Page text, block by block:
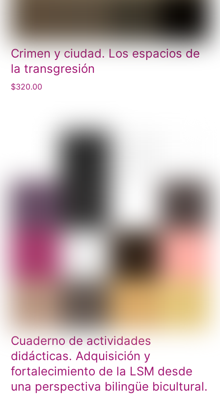
Crimen y ciudad. Los espacios de
la transgresión
$320.00
Cuaderno de actividades
didácticas. Adquisición y
fortalecimiento de la LSM desde
una perspectiva bilingüe bicultural.